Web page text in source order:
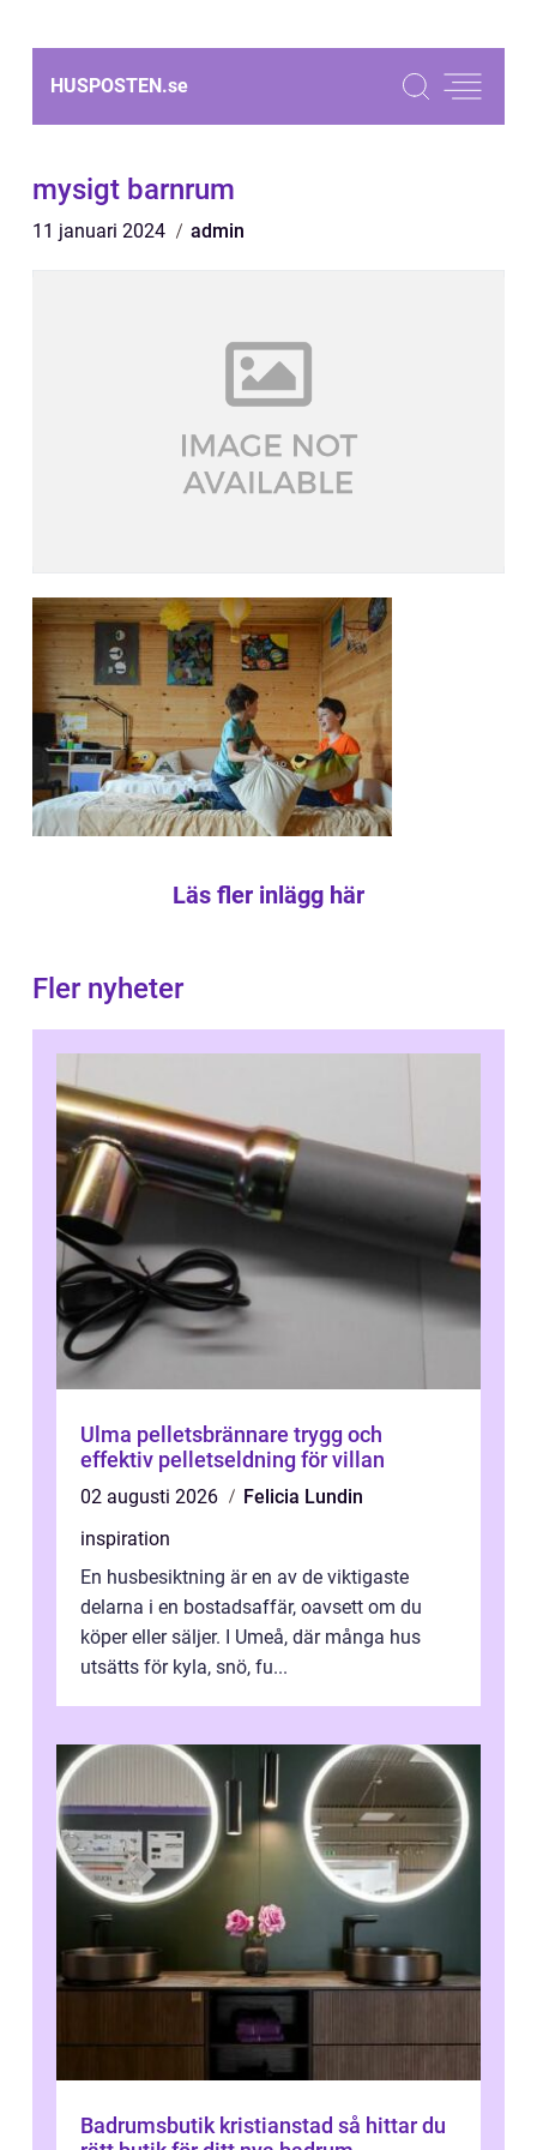
HUSPOSTEN.se
mysigt barnrum
11 januari 2024 admin
Läs fler inlägg här
Fler nyheter
Ulma pelletsbrännare trygg och
effektiv pelletseldning för villan
02 augusti 2026
Felicia Lundin
inspiration
En husbesiktning är en av de viktigaste
delarna i en bostadsaffär, oavsett om du
köper eller säljer. I Umeå, där många hus
utsätts för kyla, snö, fu...
Badrumsbutik kristianstad så hittar du